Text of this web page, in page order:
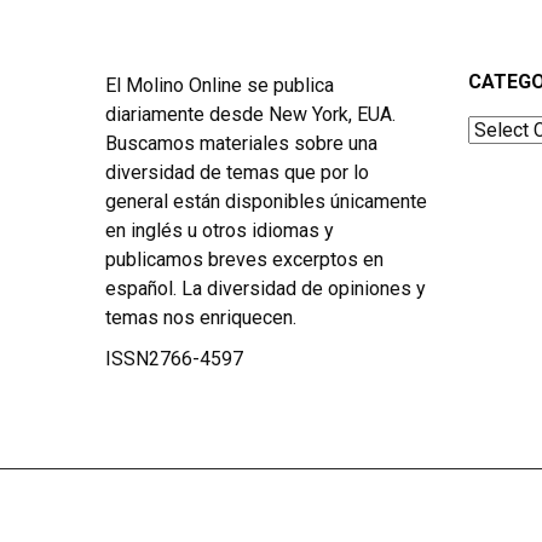
El Molino Online se publica
diariamente desde New York, EUA.
Buscamos materiales sobre una
diversidad de temas que por lo
general están disponibles únicamente
en inglés u otros idiomas y
publicamos breves excerptos en
español. La diversidad de opiniones y
temas nos enriquecen.
ISSN2766-4597